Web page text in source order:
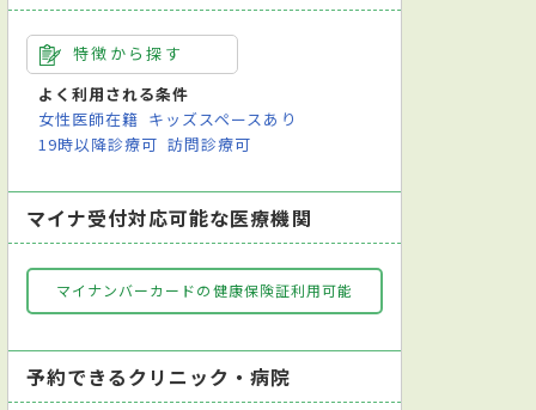
特徴から探す
よく利用される条件
女性医師在籍 キッズスペースあり
19時以降診療可 訪問診療可
マイナ受付対応可能な医療機関
マイナンバーカードの健康保険証利用可能
予約できるクリニック・病院